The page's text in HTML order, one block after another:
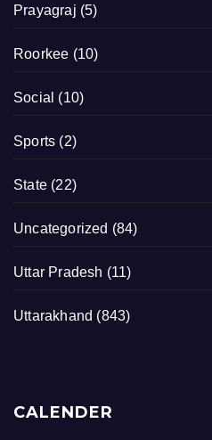
Prayagraj (5)
Roorkee (10)
Social (10)
Sports (2)
State (22)
Uncategorized (84)
Uttar Pradesh (11)
Uttarakhand (843)
CALENDER